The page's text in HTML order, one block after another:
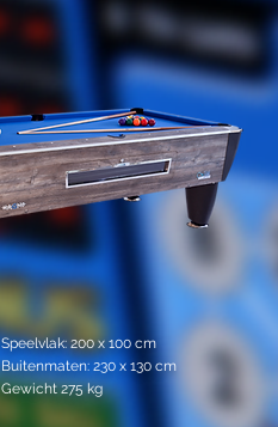
Speelvlak: 200 x 100 cm
Buitenmaten: 230 x 130 cm
Gewicht 275 kg